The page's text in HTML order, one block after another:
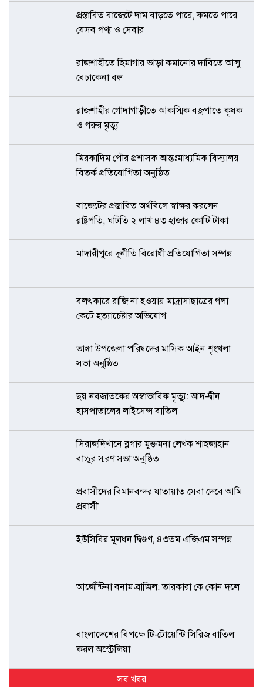
প্রস্তাবিত বাজেটে দাম বাড়তে পারে, কমতে পারে
যেসব পণ্য ও সেবার
রাজশাহীতে হিমাগার ভাড়া কমানোর দাবিতে আলু
বেচাকেনা বন্ধ
রাজশাহীর গোদাগাড়ীতে আকস্মিক বজ্রপাতে কৃষক
ও গরুর মৃত্যু
মিরকাদিম পৌর প্রশাসক আন্তঃমাধ্যমিক বিদ্যালয়
বিতর্ক প্রতিযোগিতা অনুষ্ঠিত
বাজেটের প্রস্তাবিত অর্থবিলে স্বাক্ষর করলেন
রাষ্ট্রপতি, ঘাটতি ২ লাখ ৪৩ হাজার কোটি টাকা
মাদারীপুরে দুর্নীতি বিরোধী প্রতিযোগিতা সম্পন্ন
বলৎকারে রাজি না হওয়ায় মাদ্রাসাছাত্রের গলা
কেটে হত্যাচেষ্টার অভিযোগ
ভাঙ্গা উপজেলা পরিষদের মাসিক আইন শৃংখলা
সভা অনুষ্ঠিত
ছয় নবজাতকের অস্বাভাবিক মৃত্যু: আদ-দ্বীন
হাসপাতালের লাইসেন্স বাতিল
সিরাজদিখানে ব্লগার মুক্তমনা লেখক শাহজাহান
বাচ্চুর স্মরণ সভা অনুষ্ঠিত
প্রবাসীদের বিমানবন্দর যাতায়াত সেবা দেবে আমি
প্রবাসী
ইউসিবির মূলধন দ্বিগুণ, ৪৩তম এজিএম সম্পন্ন
আর্জেন্টিনা বনাম ব্রাজিল: তারকারা কে কোন দলে
বাংলাদেশের বিপক্ষে টি-টোয়েন্টি সিরিজ বাতিল
করল অস্ট্রেলিয়া
সব খবর